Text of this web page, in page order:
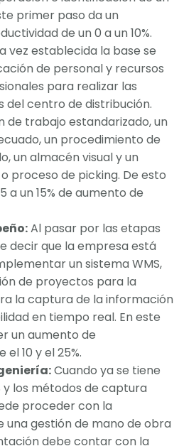
primer paso da un
de un 0 a un 10%.
vez establecida la base se
de personal y recursos
para realizar las
del centro de distribución.
de trabajo estandarizado, un
un procedimiento de
un almacén visual y un
proceso de picking. De esto
a un 15% de aumento de
Al pasar por las etapas
decir que la empresa está
un sistema WMS,
de proyectos para la
la captura de la información
en tiempo real. En este
un aumento de
10 y el 25%.
Cuando ya se tiene
y los métodos de captura
proceder con la
una gestión de mano de obra
debe contar con la